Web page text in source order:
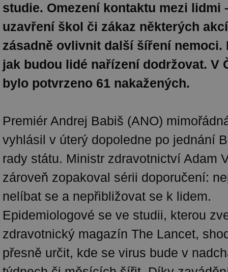
studie. Omezení kontaktu mezi lidmi
uzavření škol či zákaz některých
zásadně ovlivnit další šíření nemoci.
jak budou lidé nařízení dodržovat. V
bylo potvrzeno 61 nakažených.
Premiér Andrej Babiš (ANO)
vyhlásil v úterý dopoledne po jednání
rady státu. Ministr zdravotnictví Adam
zároveň zopakoval sérii doporučení:
nelíbat se a nepřibližovat se k lidem.
Epidemiologové se ve studii, kterou
zdravotnický magazín The Lancet,
přesně určit, kde se virus bude v